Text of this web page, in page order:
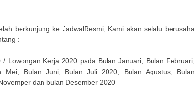
berkunjung ke JadwalResmi, Kami akan selalu berusaha
:
Lowongan Kerja 2020 pada Bulan Januari, Bulan Februari,
Mei, Bulan Juni, Bulan Juli 2020, Bulan Agustus, Bulan
dan bulan Desember 2020